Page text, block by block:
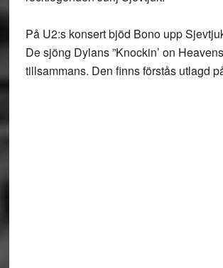
På U2:s konsert bjöd Bono upp
De sjöng Dylans ”Knockin’ on
tillsammans. Den finns förstås utlagd